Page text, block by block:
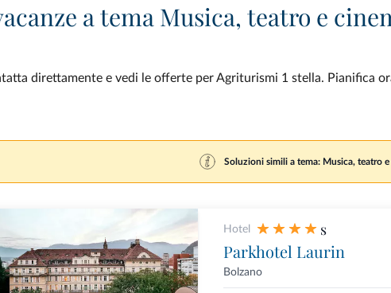
a tema Musica, teatro e
direttamente e vedi le offerte per Agriturismi 1 stella. Pianifica
Soluzioni simili a tema: Musica, teatro
Hotel s
Parkhotel Laurin
Bolzano